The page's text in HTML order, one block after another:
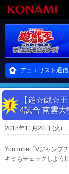
デュエリスト通信
【遊☆戯☆王
4試合 南雲大
2018年11月20日 (火)
YouTube「Vジャンプ
キミもチェックしよう!!